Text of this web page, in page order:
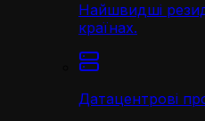
Найшвидші
країнах.
Датацентрові